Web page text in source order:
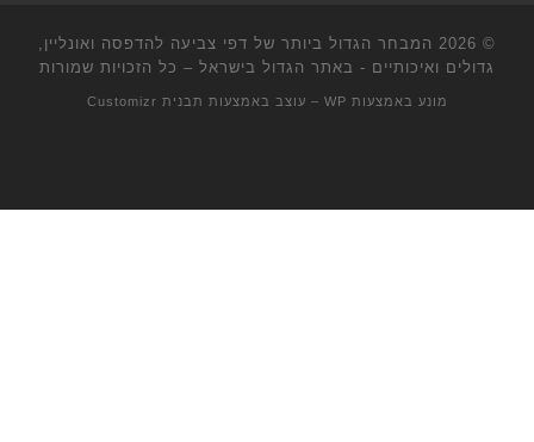
© 2026
המבחר הגדול ביותר של דפי צביעה להדפסה ואונליין,
גדולים ואיכותיים - באתר הגדול בישראל – כל הזכויות שמורות
מונע באמצעות WP – עוצב באמצעות תבנית Customizr